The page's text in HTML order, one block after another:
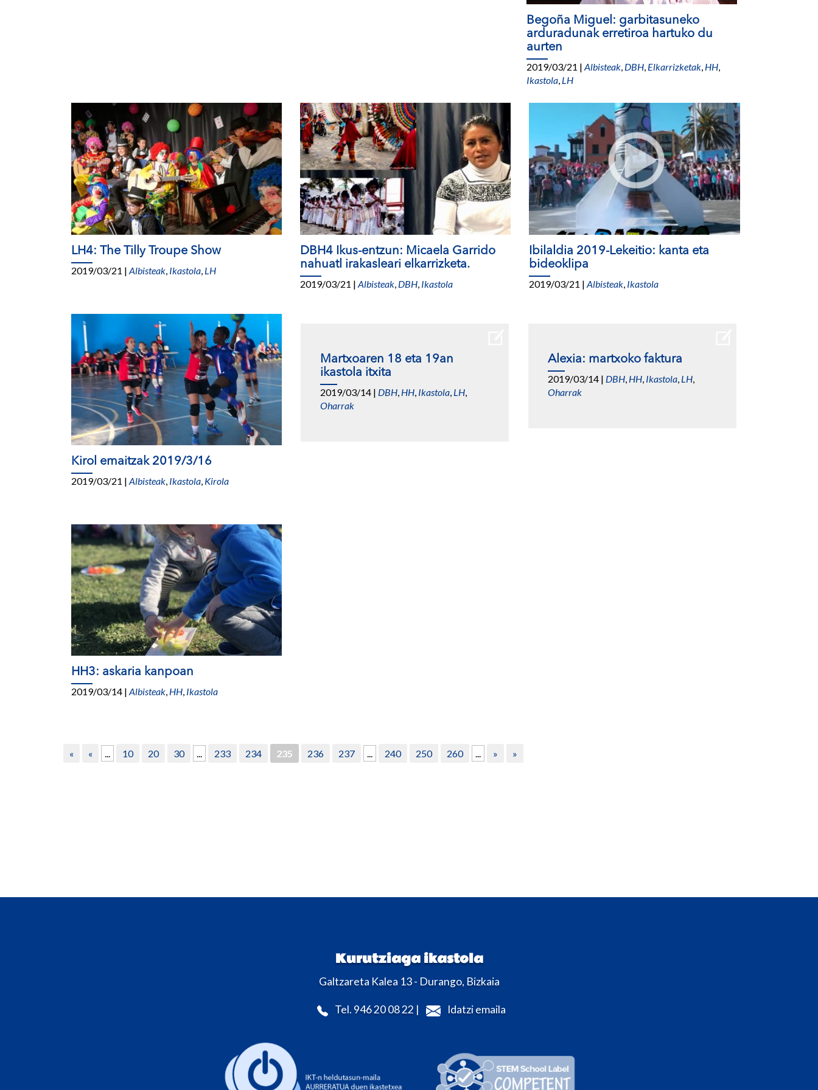
Begoña Miguel: garbitasuneko
arduradunak erretiroa hartuko du
aurten
2019/03/21 | Albisteak, DBH, Elkarrizketak, HH,
Ikastola, LH
LH4: The Tilly Troupe Show
2019/03/21 | Albisteak Ikastola LH
DBH4 Ikus-entzun: Micaela Garrido
nahuatl irakasleari elkarrizketa.
2019/03/21 |Albisteak DBH Ikastola
Ibilaldia 2019-Lekeitio: kanta eta
bideoklipa
2019/03/21 |Albisteak Ikastola
Kirol emaitzak 2019/3/16
2019/03/21 | Albisteak, Ikastola, Kirola
Martxoaren 18 eta 19an
ikastola itxita
2019/03/14 | DBH HH Ikastola LH
Oharrak
Alexia: martxoko faktura
2019/03/14 | DBH HH Ikastola LH
Oharrak
HH3: askaria kanpoan
2019/03/14 | Albisteak, HH, Ikastola
« « ... 10 20 30 ... 233 234 235 236 237 ... 240 250 260 ... » »
Kurutziaga ikastola
Galtzareta Kalea 13 - Durango, Bizkaia
Tel. 946 20 08 22 | Idatzi emaila